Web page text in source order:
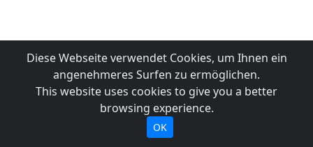
Diese Webseite verwendet Cookies, um Ihnen ein
angenehmeres Surfen zu ermöglichen.
This website uses cookies to give you a better
browsing experience.
OK